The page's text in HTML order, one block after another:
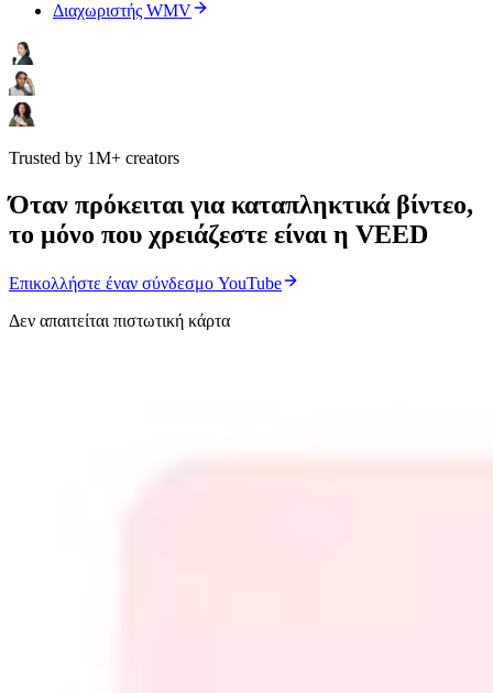
Διαχωριστής WMV
Trusted by 1M+ creators
Όταν πρόκειται για καταπληκτικά βίντεο,
το μόνο που χρειάζεστε είναι η VEED
Επικολλήστε έναν σύνδεσμο YouTube
Δεν απαιτείται πιστωτική κάρτα